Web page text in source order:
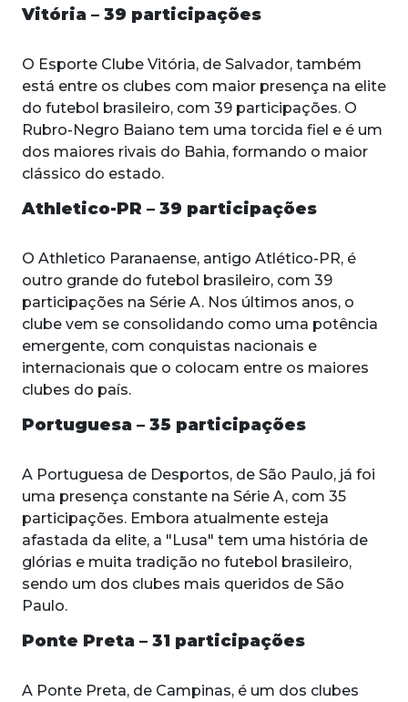
Vitória – 39 participações
O Esporte Clube Vitória, de Salvador, também
está entre os clubes com maior presença na elite
do futebol brasileiro, com 39 participações. O
Rubro-Negro Baiano tem uma torcida fiel e é um
dos maiores rivais do Bahia, formando o maior
clássico do estado.
Athletico-PR – 39 participações
O Athletico Paranaense, antigo Atlético-PR, é
outro grande do futebol brasileiro, com 39
participações na Série A. Nos últimos anos, o
clube vem se consolidando como uma potência
emergente, com conquistas nacionais e
internacionais que o colocam entre os maiores
clubes do país.
Portuguesa – 35 participações
A Portuguesa de Desportos, de São Paulo, já foi
uma presença constante na Série A, com 35
participações. Embora atualmente esteja
afastada da elite, a "Lusa" tem uma história de
glórias e muita tradição no futebol brasileiro,
sendo um dos clubes mais queridos de São
Paulo.
Ponte Preta – 31 participações
A Ponte Preta, de Campinas, é um dos clubes